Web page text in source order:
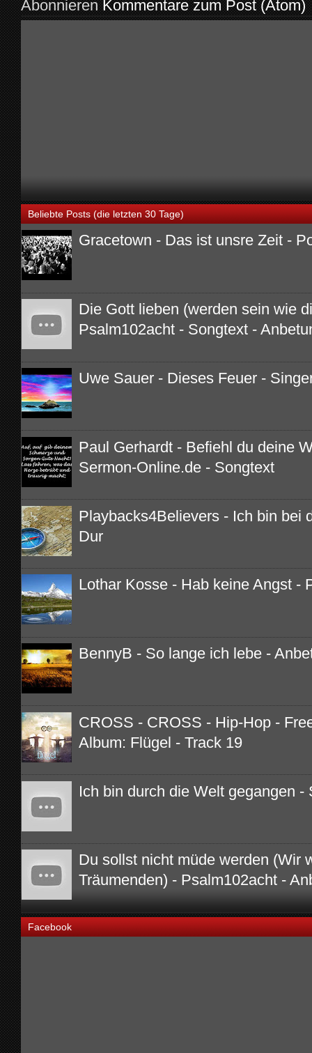
AbonnierenKommentare zum Post (Atom)
Beliebte Posts (die letzten 30 Tage)
Gracetown - Das ist unsre Zeit -
Die Gott lieben (werden sein wie
Psalm102acht - Songtext -
Uwe Sauer - Dieses Feuer -
Paul Gerhardt - Befiehl du deine
Sermon-Online.de - Songtext
Playbacks4Believers - Ich bin bei
Dur
Lothar Kosse - Hab keine Angst -
BennyB - So lange ich lebe -
CROSS - CROSS - Hip-Hop -
Album: Flügel - Track 19
Ich bin durch die Welt gegangen
Du sollst nicht müde werden (Wir
Träumenden) - Psalm102acht -
Facebook